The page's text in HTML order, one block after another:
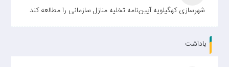
شهرسازی کهگیلویه آیین‌نامه تخلیه منازل سازمانی را مطالعه کند
یاداشت